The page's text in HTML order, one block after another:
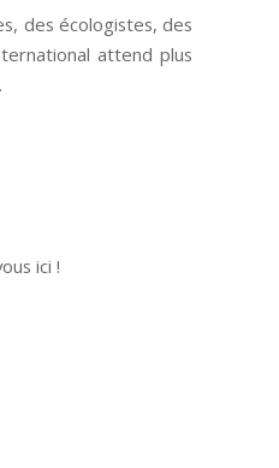
des écologistes, des
attend plus
ici !